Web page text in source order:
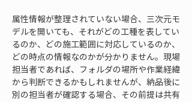
属性情報が整理されていない場合、三次元モ
デルを開いても、それがどの工種を表してい
るのか、どの施工範囲に対応しているのか、
どの時点の情報なのかが分かりません。現場
担当者であれば、フォルダの場所や作業経緯
から判断できるかもしれませんが、納品後に
別の担当者が確認する場合、その前提は共有